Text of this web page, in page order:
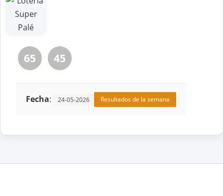
65 45
Fecha: 24-05-2026 Resultados de la semana